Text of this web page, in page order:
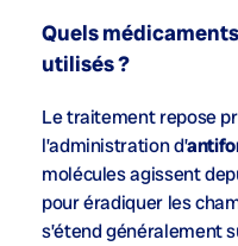
Quels
utilisés ?
Le traitement repose
l’administration d’
molécules agissent
pour éradiquer les
s’étend généralement